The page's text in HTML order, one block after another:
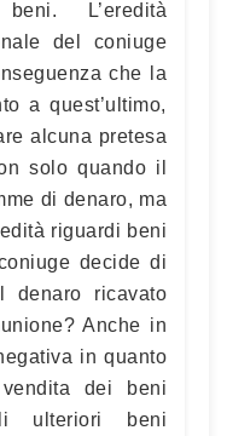
L’eredità
del coniuge
che la
a quest’ultimo,
alcuna pretesa
solo quando il
di denaro, ma
riguardi beni
decide di
denaro ricavato
Anche in
in quanto
dei beni
ulteriori beni